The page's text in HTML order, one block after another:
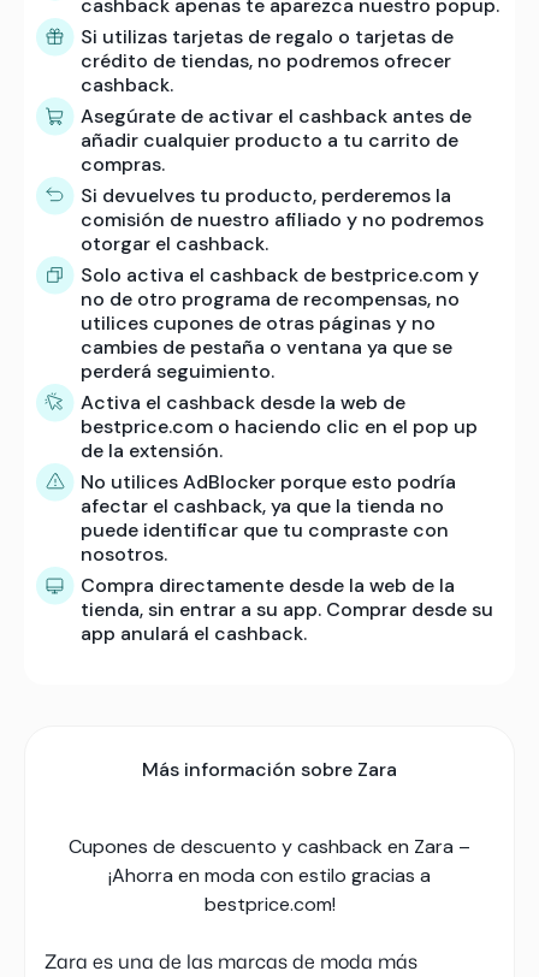
Si utilizas tarjetas de regalo o tarjetas de
crédito de tiendas, no podremos ofrecer
cashback.
Asegúrate de activar el cashback antes de
añadir cualquier producto a tu carrito de
compras.
Si devuelves tu producto, perderemos la
comisión de nuestro afiliado y no podremos
otorgar el cashback.
Solo activa el cashback de bestprice.com y
no de otro programa de recompensas, no
utilices cupones de otras páginas y no
cambies de pestaña o ventana ya que se
perderá seguimiento.
Activa el cashback desde la web de
bestprice.com o haciendo clic en el pop up
de la extensión.
No utilices AdBlocker porque esto podría
afectar el cashback, ya que la tienda no
puede identificar que tu compraste con
nosotros.
Compra directamente desde la web de la
tienda, sin entrar a su app. Comprar desde su
app anulará el cashback.
Más información sobre Zara
Cupones de descuento y cashback en Zara –
¡Ahorra en moda con estilo gracias a
bestprice.com!
Zara es una de las marcas de moda más